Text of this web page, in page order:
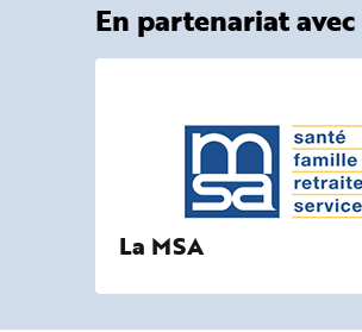
En partenariat avec
La MSA